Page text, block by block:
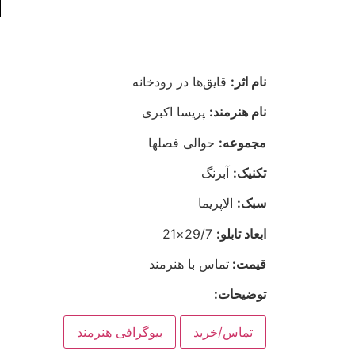
نام اثر: قایق‌ها در رودخانه
نام هنرمند: پریسا اکبری
مجموعه: حوالی فصلها
تکنیک: آبرنگ
سبک: الاپریما
ابعاد تابلو:
قیمت: تماس با هنرمند
توضیحات:
تماس/خرید بیوگرافی هنرمند